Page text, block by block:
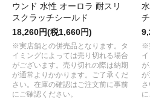
ウンド 水性 オーロラ 耐スリ
スクラッチシールド
18,260円(税1,660円)
※実店舗との併売品となります。タ
イミングによっては売り切れる場合
がございます。売り切れの際は納期
が通常よりかかります。ご了承くだ
さい。在庫の確認はご注文前に事前
にご確認ください。
※